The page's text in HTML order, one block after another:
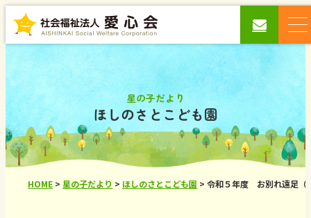
ほしのさとこども園
星の子だより
HOME >星の子だより > ほしのさとこども園 >令和５年度 お別れ遠足（